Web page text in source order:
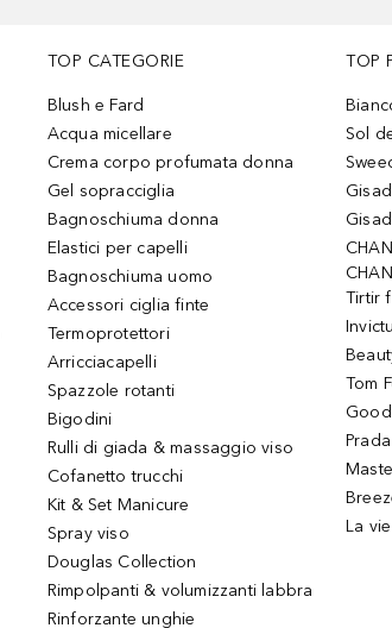
TOP CATEGORIE
Blush e Fard
Acqua micellare
Crema corpo profumata donna
Gel sopracciglia
Bagnoschiuma donna
Elastici per capelli
Bagnoschiuma uomo
Accessori ciglia finte
Termoprotettori
Arricciacapelli
Spazzole rotanti
Bigodini
Rulli di giada & massaggio viso
Cofanetto trucchi
Kit & Set Manicure
Spray viso
Douglas Collection
Rimpolpanti & volumizzanti labbra
Rinforzante unghie
TOP
Sol
Tirtir
Tom
La